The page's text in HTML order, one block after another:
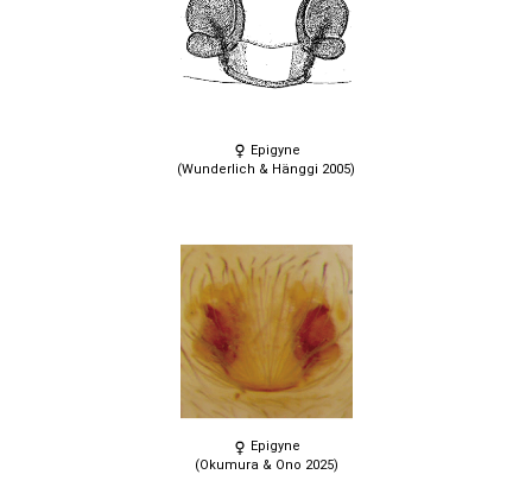
Epigyne
(Wunderlich & Hänggi 2005)
Epigyne
(Okumura & Ono 2025)